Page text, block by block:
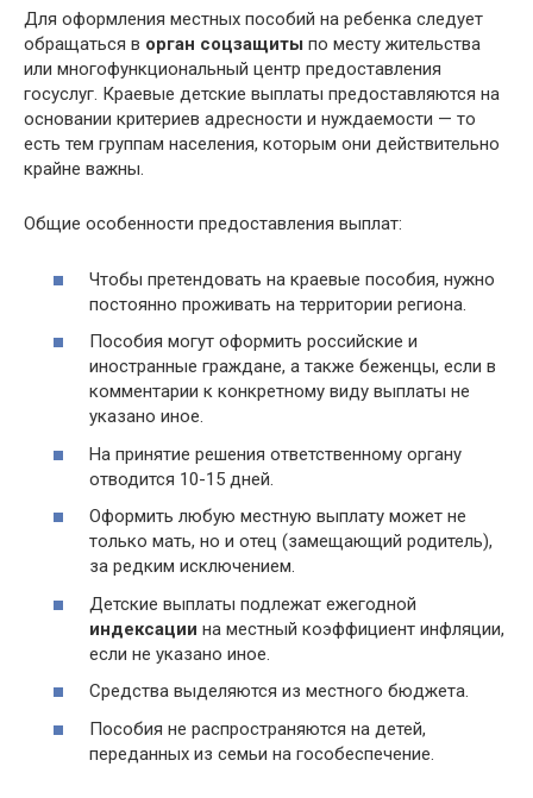
Для оформления местных пособий на ребенка следует
обращаться в орган соцзащиты по месту жительства
или многофункциональный центр предоставления
госуслуг. Краевые детские выплаты предоставляются на
основании критериев адресности и нуждаемости — то
есть тем группам населения, которым они действительно
крайне важны.
Общие особенности предоставления выплат:
Чтобы претендовать на краевые пособия, нужно
постоянно проживать на территории региона.
Пособия могут оформить российские и
иностранные граждане, а также беженцы, если в
комментарии к конкретному виду выплаты не
указано иное.
На принятие решения ответственному органу
отводится 10-15 дней.
Оформить любую местную выплату может не
только мать, но и отец (замещающий родитель),
за редким исключением.
Детские выплаты подлежат ежегодной
индексации на местный коэффициент инфляции,
если не указано иное.
Средства выделяются из местного бюджета.
Пособия не распространяются на детей,
переданных из семьи на гособеспечение.